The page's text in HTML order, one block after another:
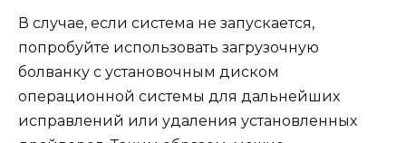
В случае, если система не запускается,
попробуйте использовать загрузочную
болванку с установочным диском
операционной системы для дальнейших
исправлений или удаления установленных